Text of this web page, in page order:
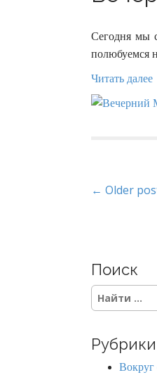
Сегодня мы
полюбуемся
Читать
P
t
s
n
a
← Older
Поиск
S
e
c
Рубрики
Вокруг